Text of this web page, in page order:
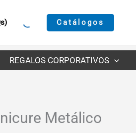
Catálogos
REGALOS CORPORATIVOS
Metálico